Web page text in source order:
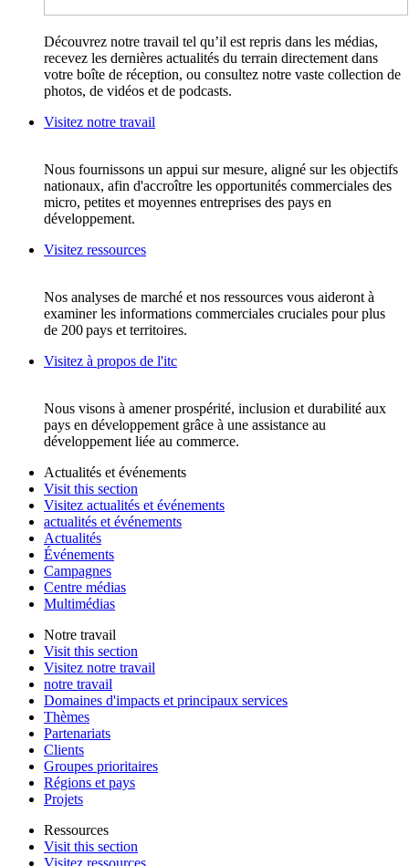
Découvrez notre travail tel qu’il est repris dans les médias,
recevez les dernières actualités du terrain directement dans
votre boîte de réception, ou consultez notre vaste collection de
photos, de vidéos et de podcasts.
Visitez notre travail
Nous fournissons un appui sur mesure, aligné sur les objectifs
nationaux, afin d'accroître les opportunités commerciales des
micro, petites et moyennes entreprises des pays en
développement.
Visitez ressources
Nos analyses de marché et nos ressources vous aideront à
examiner les informations commerciales cruciales pour plus
de 200 pays et territoires.
Visitez à propos de l'itc
Nous visons à amener prospérité, inclusion et durabilité aux
pays en développement grâce à une assistance au
développement liée au commerce.
Actualités et événements
Visit this section
Visitez actualités et événements
actualités et événements
Actualités
Événements
Campagnes
Centre médias
Multimédias
Notre travail
Visit this section
Visitez notre travail
notre travail
Domaines d'impacts et principaux services
Thèmes
Partenariats
Clients
Groupes prioritaires
Régions et pays
Projets
Ressources
Visit this section